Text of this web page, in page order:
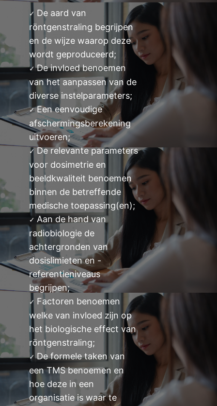
✓ De aard van
röntgenstraling begrijpen
en de wijze waarop deze
wordt geproduceerd;
✓De invloed benoemen
van het aanpassen van de
diverse instelparameters;
✓Een eenvoudige
afschermingsberekening
uitvoeren;
✓ De relevante parameters
voor dosimetrie en
beeldkwaliteit benoemen
binnen de betreffende
medische toepassing(en);
✓ Aan de hand van
radiobiologie de
achtergronden van
dosislimieten en -
referentieniveaus
begrijpen;
✓ Factoren benoemen
welke van invloed zijn op
het biologische effect van
röntgenstraling;
✓De formele taken van
een TMS benoemen en
hoe deze in een
organisatie is waar te